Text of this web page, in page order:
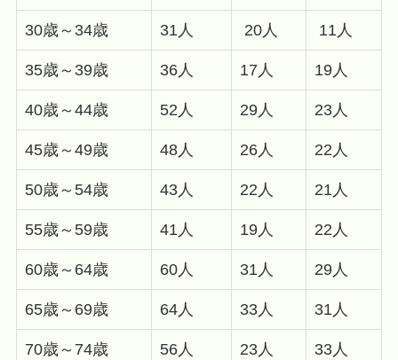
30歳～34歳 31人 20人 11人
35歳～39歳 36人 17人 19人
40歳～44歳 52人 29人 23人
45歳～49歳 48人 26人 22人
50歳～54歳 43人 22人 21人
55歳～59歳 41人 19人 22人
60歳～64歳 60人 31人 29人
65歳～69歳 64人 33人 31人
70歳～74歳 56人 23人 33人